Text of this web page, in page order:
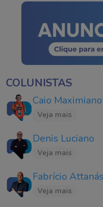
COLUNISTAS
Caio Maximiano
Veja mais
Denis Luciano
Veja mais
Fabrício
Veja mais